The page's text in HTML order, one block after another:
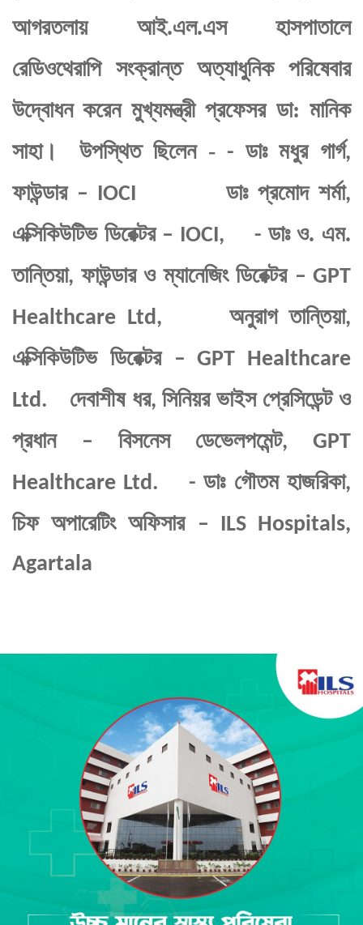
আগরতলায় আই.এল.এস হাসপাতালে
রেডিওথেরাপি সংক্রান্ত অত্যাধুনিক পরিষেবার
উদ্বোধন করেন মুখ্যমন্ত্রী প্রফেসর ডা: মানিক
সাহা।
উপস্থিত ছিলেন -- ডাঃ মধুর গার্গ,
ফাউন্ডার – IOCI ডাঃ প্রমোদ শর্মা,
এক্সিকিউটিভ ডিরেক্টর – IOCI, - ডাঃ ও. এম.
তান্তিয়া, ফাউন্ডার ও ম্যানেজিং ডিরেক্টর – GPT
Healthcare Ltd,
অনুরাগ তান্তিয়া,
এক্সিকিউটিভ ডিরেক্টর – GPT Healthcare
Ltd. দেবাশীষ ধর, সিনিয়র ভাইস প্রেসিডেন্ট ও
প্রধান
– বিসনেস ডেভেলপমেন্ট, GPT
Healthcare Ltd. -ডাঃ গৌতম হাজরিকা,
চিফ অপারেটিং অফিসার – ILS Hospitals,
Agartala